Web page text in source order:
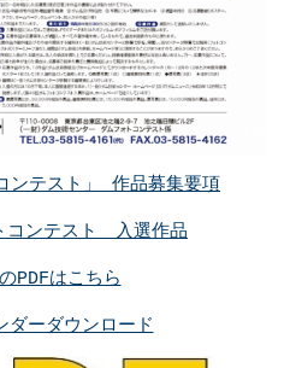
ンテスト」 作品募集要項
コンテスト 入選作品
PDFはこちら
ダーダウンロード